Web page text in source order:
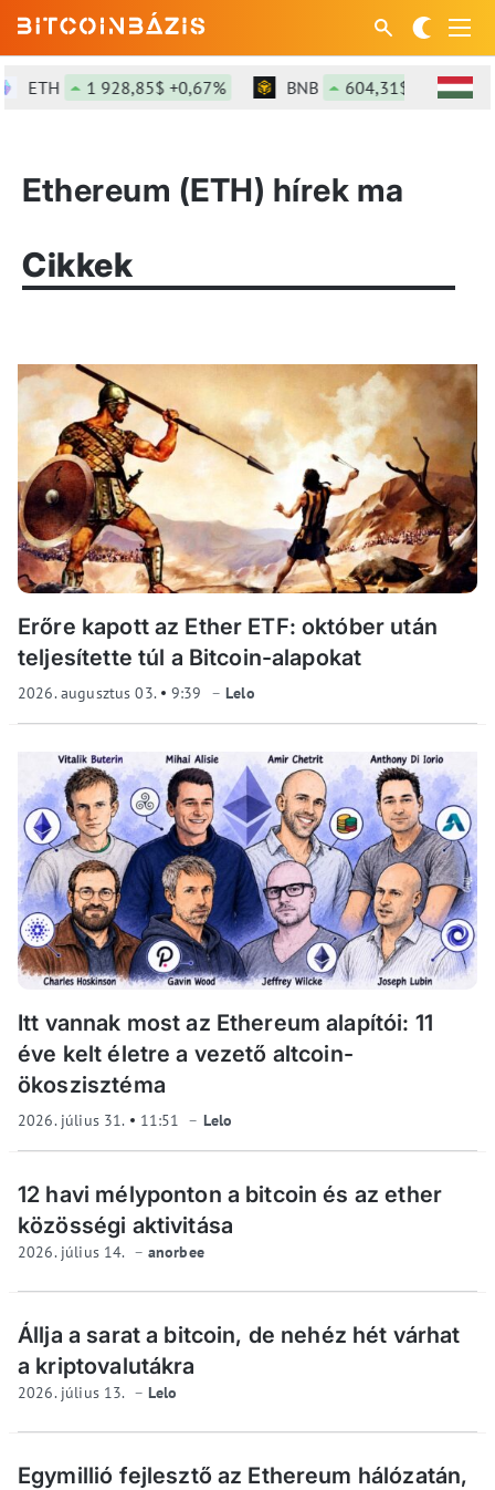
ETH 1 928,85$ +0,67% BNB 604,31$ +0,3%
Ethereum (ETH) hírek ma
Cikkek
Erőre kapott az Ether ETF: október után
teljesítette túl a Bitcoin-alapokat
2026. augusztus 03. 9:39 Lelo
Itt vannak most az Ethereum alapítói: 11
éve kelt életre a vezető altcoin-
ökoszisztéma
2026. július 31. 11:51 Lelo
12 havi mélyponton a bitcoin és az ether
közösségi aktivitása
2026. július 14. anorbee
Állja a sarat a bitcoin, de nehéz hét várhat
a kriptovalutákra
2026. július 13. Lelo
Egymillió fejlesztő az Ethereum hálózatán,